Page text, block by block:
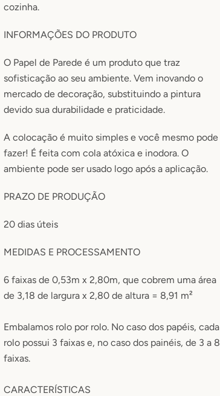
cozinha.
INFORMAÇÕES DO PRODUTO
O Papel de Parede é um produto que traz
sofisticação ao seu ambiente. Vem inovando o
mercado de decoração, substituindo a pintura
devido sua durabilidade e praticidade.
A colocação é muito simples e você mesmo pode
fazer! É feita com cola atóxica e inodora. O
ambiente pode ser usado logo após a aplicação.
PRAZO DE PRODUÇÃO
20dias úteis
MEDIDAS E PROCESSAMENTO
6 faixas de 0,53m x 2,80m, que cobrem uma área
de 3,18 de largura x 2,80 de altura = 8,91 m²
Embalamos rolo por rolo. No caso dos papéis, cada
rolo possui 3 faixas e, no caso dos painéis, de 3 a 8
faixas.
CARACTERÍSTICAS